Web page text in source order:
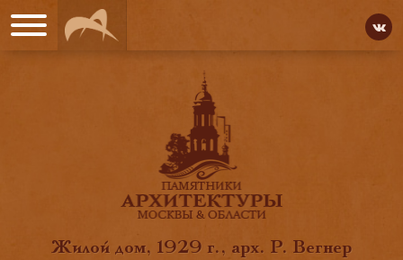
Жилой дом, 1929 г., арх. Р. Вегнер